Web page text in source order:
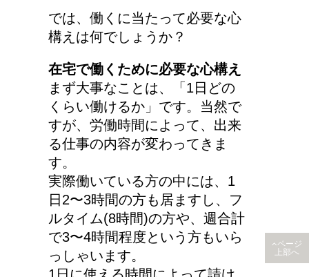
では、働くに当たって必要な心
構えは何でしょうか？
在宅で働くために必要な心構え
まず大事なことは、「1日どの
くらい働けるか」です。当然で
すが、労働時間によって、出来
る仕事の内容が変わってきま
す。
実際働いている方の中には、1
日2〜3時間の方も居ますし、フ
ルタイム(8時間)の方や、週合計
で3〜4時間程度という方もいら
っしゃいます。
ページ
上部へ